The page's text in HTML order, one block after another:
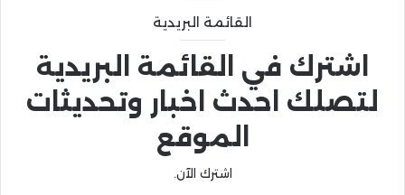
القائمة البريدية
اشترك في القائمة البريدية
لتصلك احدث اخبار وتحديثات
الموقع
اشترك الآن.